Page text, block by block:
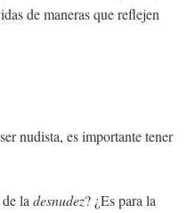
de maneras que reflejen
nudista, es importante tener
ladesnudez? ¿Es para la